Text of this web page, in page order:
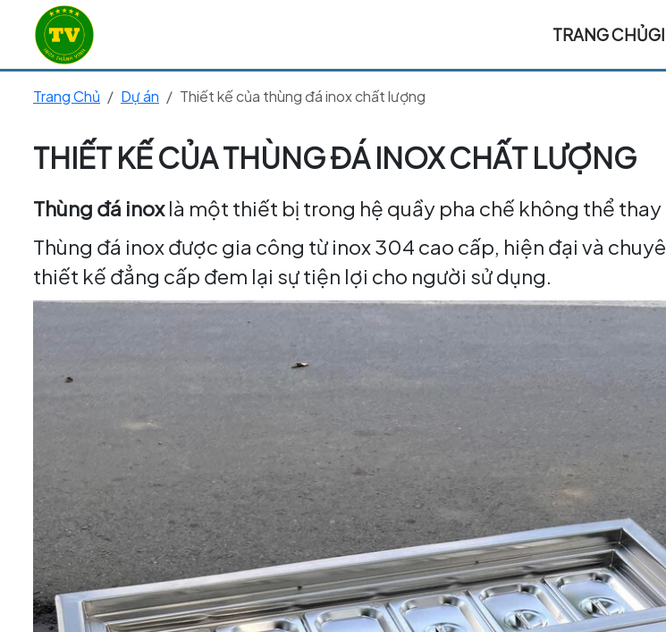
TRANG CHỦ
Trang Chủ Dự án Thiết kế của thùng đá inox chất lượng
THIẾT KẾ CỦA THÙNG ĐÁ INOX CHẤT LƯỢNG
Thùng đá inoxlà một thiết bị trong hệ quầy pha chế không thể
Thùng đá inox được gia công từ inox 304 cao cấp, hiện đại và
thiết kế đẳng cấp đem lại sự tiện lợi cho người sử dụng.